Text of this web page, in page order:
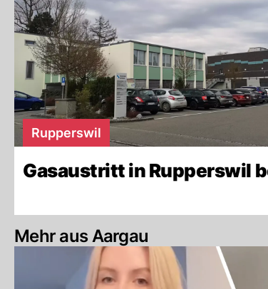
Rupperswil
Gasaustritt in Rupperswil
Mehr aus Aargau